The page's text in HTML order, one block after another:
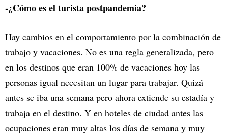
-¿Cómo es el turista postpandemia?
Hay cambios en el comportamiento por la combinación de
trabajo y vacaciones. No es una regla generalizada, pero
en los destinos que eran 100% de vacaciones hoy las
personas igual necesitan un lugar para trabajar. Quizá
antes se iba una semana pero ahora extiende su estadía y
trabaja en el destino. Y en hoteles de ciudad antes las
ocupaciones eran muy altas los días de semana y muy